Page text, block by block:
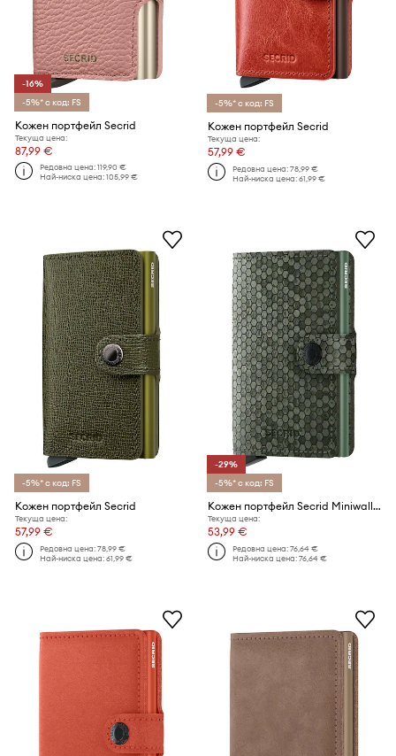
-16%
-5%* с код: FS
Кожен портфейл Secrid
Текуща цена:
87,99 €
Редовна цена:119,90 €
Най-ниска цена:105,99 €
-5%* с код: FS
Кожен портфейл Secrid
Текуща цена:
57,99 €
Редовна цена:78,99 €
Най-ниска цена:61,99 €
-5%* с код: FS
Кожен портфейл Secrid
Текуща цена:
57,99 €
Редовна цена:78,99 €
Най-ниска цена:61,99 €
-29%
-5%* с код: FS
Кожен портфейл Secrid Miniwallet Hexagon Green
Текуща цена:
53,99 €
Редовна цена:76,64 €
Най-ниска цена:76,64 €